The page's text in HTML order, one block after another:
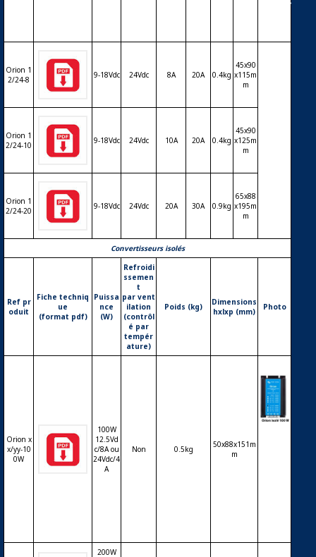
Orion 1
2/24-8
9-18Vdc 24Vdc 8A 20A 0.4kg
45x90
x115m
m
Orion 1
2/24-10
9-18Vdc 24Vdc 10A 20A 0.4kg
45x90
x125m
m
Orion 1
2/24-20
9-18Vdc 24Vdc 20A 30A 0.9kg
65x88
x195m
m
Convertisseurs isolés
Ref pr
oduit
Fiche techniq
ue
(format pdf)
Puissa
nce
(W)
Refroidi
ssemen
t
par vent
ilation
(contrôl
é par
tempér
ature)
Poids (kg)
Dimensions
hxlxp (mm)
Photo
Orion x
x/yy-10
0W
100W
12.5Vd
c/8A ou
24Vdc/4
A
Non 0.5kg
50x88x151m
m
200W